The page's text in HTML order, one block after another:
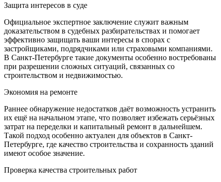
Защита интересов в суде
Официальное экспертное заключение служит важным
доказательством в судебных разбирательствах и помогает
эффективно защищать ваши интересы в спорах с
застройщиками, подрядчиками или страховыми компаниями.
В Санкт-Петербурге такие документы особенно востребованы
при разрешении сложных ситуаций, связанных со
строительством и недвижимостью.
Экономия на ремонте
Раннее обнаружение недостатков даёт возможность устранить
их ещё на начальном этапе, что позволяет избежать серьёзных
затрат на переделки и капитальный ремонт в дальнейшем.
Такой подход особенно актуален для объектов в Санкт-
Петербурге, где качество строительства и сохранность зданий
имеют особое значение.
Проверка качества строительных работ